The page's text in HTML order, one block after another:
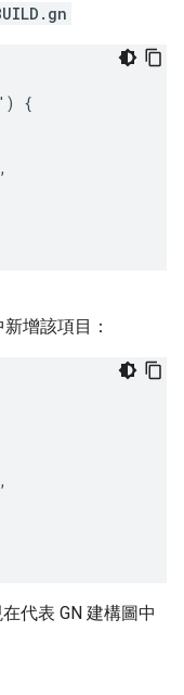
{
增該項目：
代表 GN 建構圖中